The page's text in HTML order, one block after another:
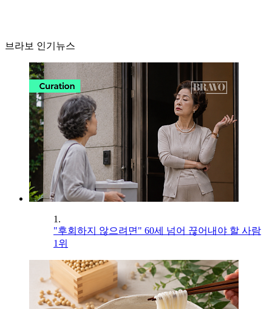
브라보 인기뉴스
1.
"후회하지 않으려면" 60세 넘어 끊어내야 할 사람
1위